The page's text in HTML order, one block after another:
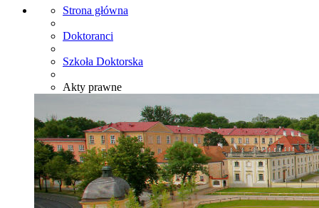
Strona główna
Doktoranci
Szkoła Doktorska
Akty prawne